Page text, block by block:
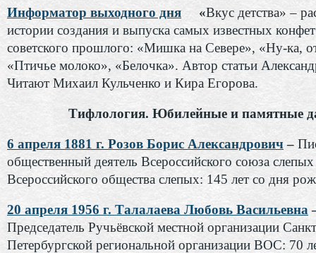
Информатор выходного дня «Вкус детства» –
истории создания и выпуска самых известных
советского прошлого: «Мишка на Севере», «Ну-ка,
«Птичье молоко», «Белочка». Автор статьи
Читают Михаил Кульченко и Кира Егорова.
Тифлология. Юбилейные и памятные
6 апреля 1881 г. Розов Борис Александрович–
общественный деятель Всероссийского союза
Всероссийского общества слепых: 145 лет со дня
20 апреля 1956 г. Талалаева Любовь Васильевна
Председатель Ручьёвской местной организации
Петербургской региональной организации ВОС: 70